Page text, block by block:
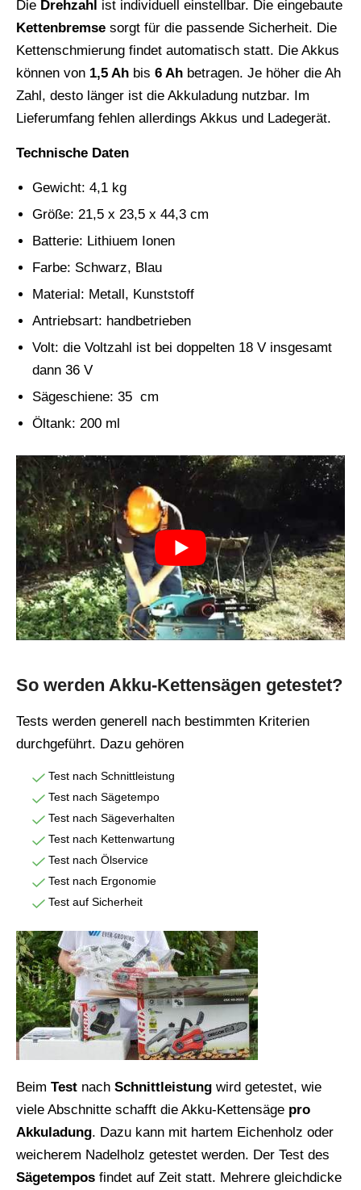
Die Drehzahl ist individuell einstellbar. Die eingebaute
Kettenbremse sorgt für die passende Sicherheit. Die
Kettenschmierung findet automatisch statt. Die Akkus
können von 1,5 Ah bis 6 Ah betragen. Je höher die Ah
Zahl, desto länger ist die Akkuladung nutzbar. Im
Lieferumfang fehlen allerdings Akkus und Ladegerät.
Technische Daten
Gewicht: 4,1 kg
Größe: 21,5 x 23,5 x 44,3 cm
Batterie: Lithiuem Ionen
Farbe: Schwarz, Blau
Material: Metall, Kunststoff
Antriebsart: handbetrieben
Volt: die Voltzahl ist bei doppelten 18 V insgesamt
dann 36 V
Sägeschiene: 35 cm
Öltank: 200 ml
So werden Akku-Kettensägen getestet?
Tests werden generell nach bestimmten Kriterien
durchgeführt. Dazu gehören
Test nach Schnittleistung
Test nach Sägetempo
Test nach Sägeverhalten
Test nach Kettenwartung
Test nach Ölservice
Test nach Ergonomie
Test auf Sicherheit
Beim Test nach Schnittleistung wird getestet, wie
viele Abschnitte schafft die Akku-Kettensäge pro
Akkuladung. Dazu kann mit hartem Eichenholz oder
weicherem Nadelholz getestet werden. Der Test des
Sägetempos findet auf Zeit statt. Mehrere gleichdicke